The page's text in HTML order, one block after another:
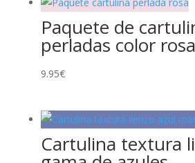
Paquete de
perladas color rosa
9.95€
Cartulina textura